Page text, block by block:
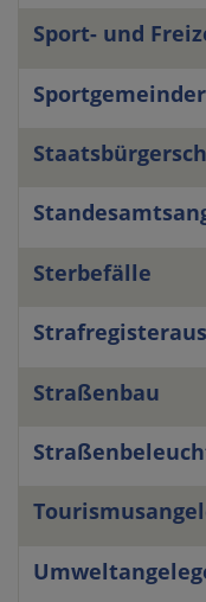
Sport- und
Sterbefälle
Straßenbau